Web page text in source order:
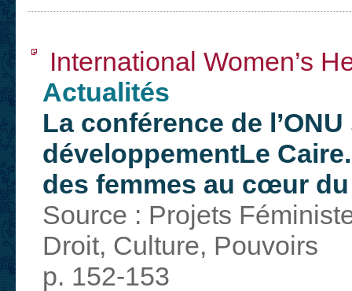
International Women’s
Actualités
La conférence de
développementLe
des femmes au cœur
Source : Projets
Droit, Culture, Pouvoirs
p. 152-153